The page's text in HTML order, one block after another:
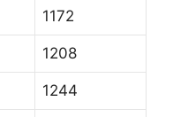
1172
1208
1244